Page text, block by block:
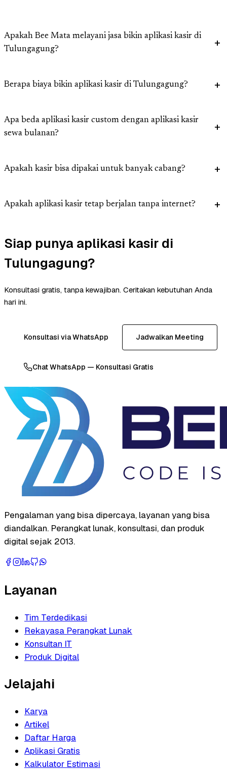
Apakah Bee Mata melayani jasa bikin aplikasi kasir di
Tulungagung?
Berapa biaya bikin aplikasi kasir di Tulungagung?
Apa beda aplikasi kasir custom dengan aplikasi kasir
sewa bulanan?
Apakah kasir bisa dipakai untuk banyak cabang?
Apakah aplikasi kasir tetap berjalan tanpa internet?
Siap punya aplikasi kasir di
Tulungagung?
Konsultasi gratis, tanpa kewajiban. Ceritakan kebutuhan Anda
hari ini.
Konsultasi via WhatsApp Jadwalkan Meeting
Chat WhatsApp — Konsultasi Gratis
Pengalaman yang bisa dipercaya, layanan yang bisa
diandalkan. Perangkat lunak, konsultasi, dan produk
digital sejak 2013.
Layanan
Tim Terdedikasi
Rekayasa Perangkat Lunak
Konsultan IT
Produk Digital
Jelajahi
Karya
Artikel
Daftar Harga
Aplikasi Gratis
Kalkulator Estimasi